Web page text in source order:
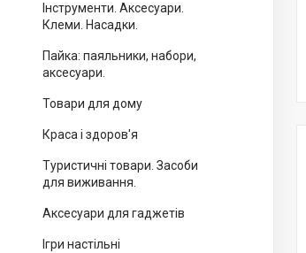
Інструменти. Аксесуари.
Клеми. Насадки.
Пайка: паяльники, набори,
аксесуари.
Товари для дому
Краса і здоров'я
Туристичні товари. Засоби
для виживання.
Аксесуари для гаджетів
Ігри настільні